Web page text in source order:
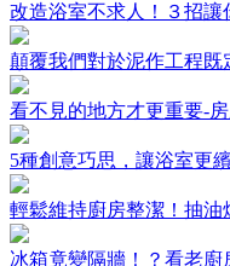
改造浴室不求人！３招讓
顛覆我們對於泥作工程既
看不見的地方才更重要-
5種創意巧思，讓浴室更繽
輕鬆維持廚房整潔！抽油
冰箱竟變隔牆！？看老廚